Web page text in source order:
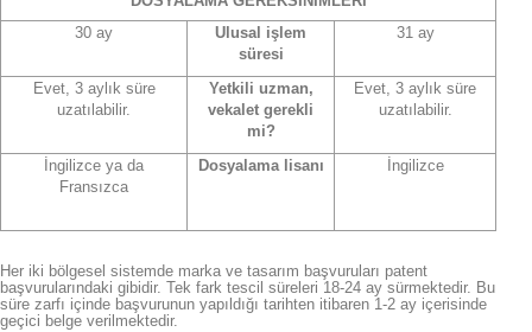
30 ay
Ulusal işlem
süresi
31 ay
Evet, 3 aylık süre
uzatılabilir.
Yetkili uzman,
vekalet gerekli
mi?
Evet, 3 aylık süre
uzatılabilir.
İngilizce ya da
Fransızca
Dosyalama lisanı İngilizce
Her iki bölgesel sistemde marka ve tasarım başvuruları patent
başvurularındaki gibidir. Tek fark tescil süreleri 18-24 ay sürmektedir. Bu
süre zarfı içinde başvurunun yapıldığı tarihten itibaren 1-2 ay içerisinde
geçici belge verilmektedir.